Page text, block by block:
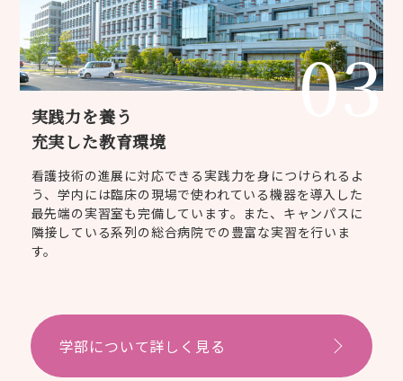
03
実践力を養う
充実した教育環境
看護技術の進展に対応できる実践力を身につけられるよ
う、学内には臨床の現場で使われている機器を導入した
最先端の実習室も完備しています。また、キャンパスに
隣接している系列の総合病院での豊富な実習を行いま
す。
学部について詳しく見る